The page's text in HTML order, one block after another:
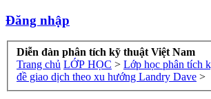
Đăng nhập
Diễn đàn phân tích kỹ thuật Việt Nam
Trang chủ LỚP HỌC > Lớp học phân tích
đề giao dịch theo xu hướng Landry Dave >